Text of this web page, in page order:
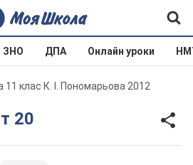
ЗНО ДПА Онлайн уроки
11 клас К. І. Пономарьова 2012
20